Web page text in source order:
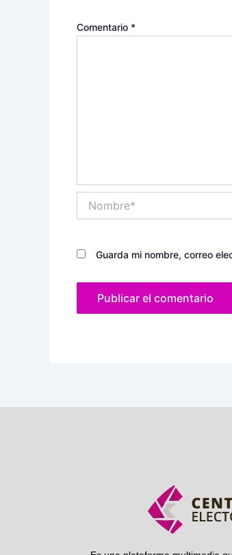
Comentario *
Guarda mi nombre, correo